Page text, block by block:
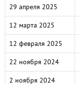
29 апреля 2025
12 марта 2025
12 февраля 2025
22 ноября 2024
2 ноября 2024